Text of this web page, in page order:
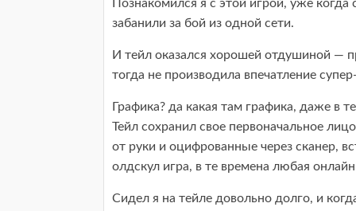
Познакомился я с этой игрой, уже когда
забанили за бой из одной сети.
И тейл оказался хорошей отдушиной —
тогда не производила впечатление
Графика? да какая там графика, даже в
Тейл сохранил свое первоначальное
от руки и оцифрованные через сканер,
олдскул игра, в те времена любая
Сидел я на тейле довольно долго, и